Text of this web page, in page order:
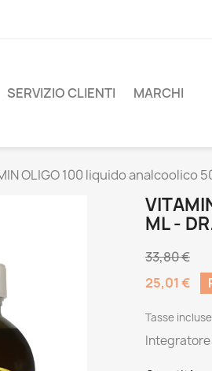
SERVIZIO CLIENTI MARCHI
OLIGO 100 liquido analcoolico
ML -
33,80 €
25,01 €
Tasse incluse
Integratore